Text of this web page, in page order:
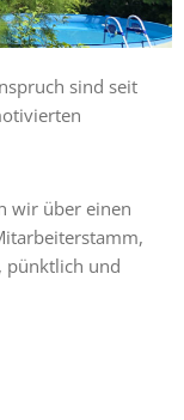
sind seit
wir über einen
pünktlich und